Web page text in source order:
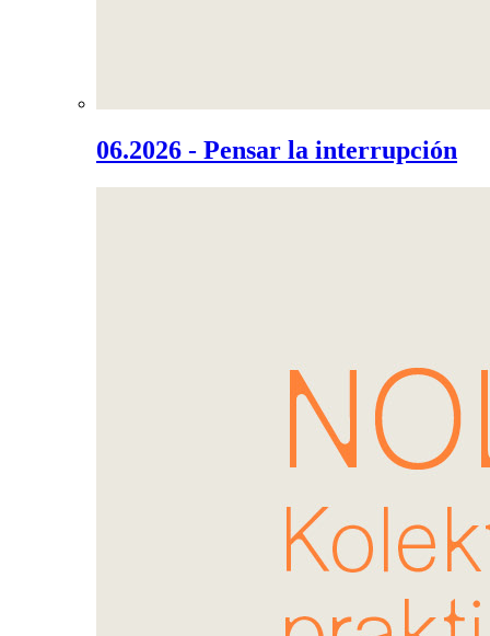
06.2026 - Pensar la interrupción